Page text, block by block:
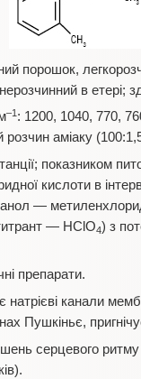
порошок,
в етері;
–1 : 1200, 1040, 770,
аміаку
показником
кислоти в
—
— HClO4) з
препарати.
канали
Пушкіньє,
серцевого ритму